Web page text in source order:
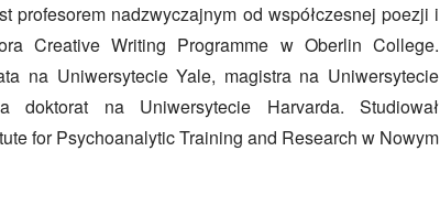
profesorem nadzwyczajnym od współczesnej poezji i
Creative Writing Programme w Oberlin College.
na Uniwersytecie Yale, magistra na Uniwersytecie
doktorat na Uniwersytecie Harvarda. Studiował
for Psychoanalytic Training and Research w Nowym
Jest żonaty z krytyczką literacką Laurą Baudot, ma czworo dzieci i